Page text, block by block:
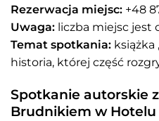
Rezerwacja miejsc: +48
Uwaga: liczba miejsc jest
Temat spotkania: książka
historia, której część
Spotkanie autorskie
Brudnikiem w